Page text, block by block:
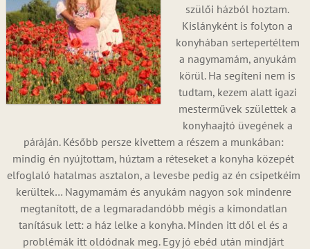
szülői házból hoztam.
Kislányként is folyton a
konyhában sertepertéltem
a nagymamám, anyukám
körül. Ha segíteni nem is
tudtam, kezem alatt igazi
mesterművek születtek a
konyhaajtó üvegének a
páráján. Később persze kivettem a részem a munkában:
mindig én nyújtottam, húztam a réteseket a konyha közepét
elfoglaló hatalmas asztalon, a levesbe pedig az én csipetkéim
kerültek… Nagymamám és anyukám nagyon sok mindenre
megtanított, de a legmaradandóbb mégis a kimondatlan
tanításuk lett: a ház lelke a konyha. Minden itt dől el és a
problémák itt oldódnak meg. Egy jó ebéd után mindjárt